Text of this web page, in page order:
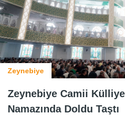
Zeynebiye
Zeynebiye Camii
Namazında Doldu Taştı